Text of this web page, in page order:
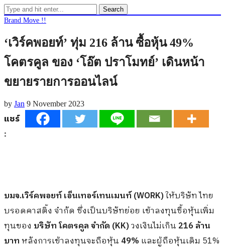
Search
Brand Move !!
‘เวิร์คพอยท์’ ทุ่ม 216 ล้าน ซื้อหุ้น 49%
โคตรคูล ของ ‘โอ๊ต ปราโมทย์’ เดินหน้า
ขยายรายการออนไลน์
by Jan 9 November 2023
แชร์
:
บมจ.เวิร์คพอยท์ เอ็นเทอร์เทนเมนท์ (WORK)ให้บริษัท ไทย
บรอดคาสติ้ง จำกัด ซึ่งเป็นบริษัทย่อย เข้าลงทุนซื้อหุ้นเพิ่ม
ทุนของ บริษัท โคตรคูล จำกัด (KK)วงเงินไม่เกิน 216 ล้าน
บาทหลังการเข้าลงทุนจะถือหุ้น 49% และผู้ถือหุ้นเดิม 51%